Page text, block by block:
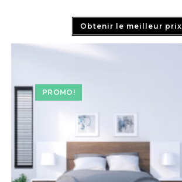
Obtenir le meilleur prix
PROMO!